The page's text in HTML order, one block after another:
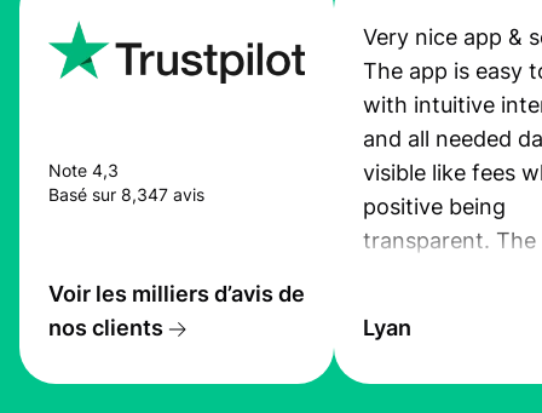
Note 4,3
Basé sur 8,347 avis
Voir les milliers d’avis de
nos clients
Very nice app &
The app is easy
with intuitive
and all needed
visible like fees
positive being
transparent. The
the exchange
Lyan